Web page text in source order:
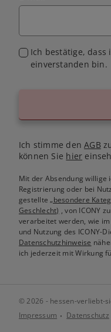
Ich bestätige,
einverstanden bin.
Ich stimme denAGB
können Sie hier
Mit der Absendung willige
Registrierung oder bei
gestellte„besondere
Geschlecht) , von ICONY
verarbeitet werden, wie
und Nutzung des ICONY-
Datenschutzhinweise
ich jederzeit mit Wirkung
© 2026 - hessen-verliebt-
Impressum
Datenschutz